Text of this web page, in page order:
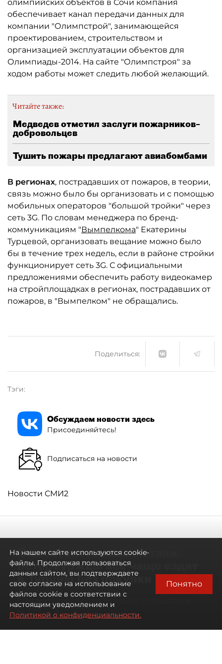
олимпийских объектов в Сочи компания
обеспечивает канал передачи данных для
компании "Олимпстрой", занимающейся
проектированием, строительством и
организацией эксплуатации объектов для
Олимпиады-2014. На сайте "Олимпстроя" за
ходом работы может следить любой желающий.
Читайте также:
Медведев отметил заслуги пожарников–
добровольцев
Тушить пожары предлагают авиабомбами
В регионах, пострадавших от пожаров, в теории,
связь можно было бы организовать и с помощью
мобильных операторов "большой тройки" через
сеть 3G. По словам менеджера по бренд-
коммуникациям "Вымпелкома" Екатерины
Турцевой, организовать вещание можно было
бы в течение трех недель, если в районе стройки
функционирует сеть 3G. С официальными
предложениями обеспечить работу видеокамер
на стройплощадках в регионах, пострадавших от
пожаров, в "Вымпелком" не обращались.
Поделиться:
Тэги:
Обсуждаем новости здесь
Присоединяйтесь!
Подписаться на новости
Новости СМИ2
Самостоятельными стали:
петербуржцы всё чаще ездят
в Турцию без покупки туров
Петербуржцы стали чаще отдыхать в
Турции без покупки туров
На нашем сайте используются cookie-
файлы. Продолжая пользоваться
данным сайтом, вы подтверждаете
свое согласие на использование
файлов cookie в соответствии с
настоящим уведомлением и
Политикой о конфиденциальности.
Понятно